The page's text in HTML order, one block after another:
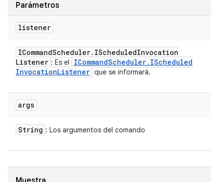
Parámetros
listener
ICommandScheduler. IScheduledInvocation
Listener : Es el ICommandScheduler. IScheduled
InvocationListener que se informará.
args
String : Los argumentos del comando